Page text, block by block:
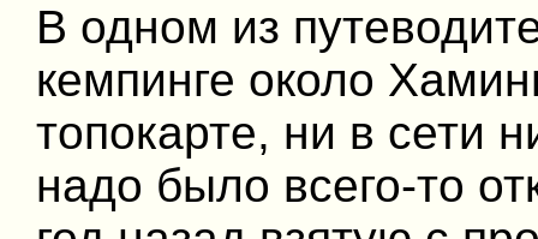
В одном из
кемпинге около
топокарте, ни в сети
надо было всего-то